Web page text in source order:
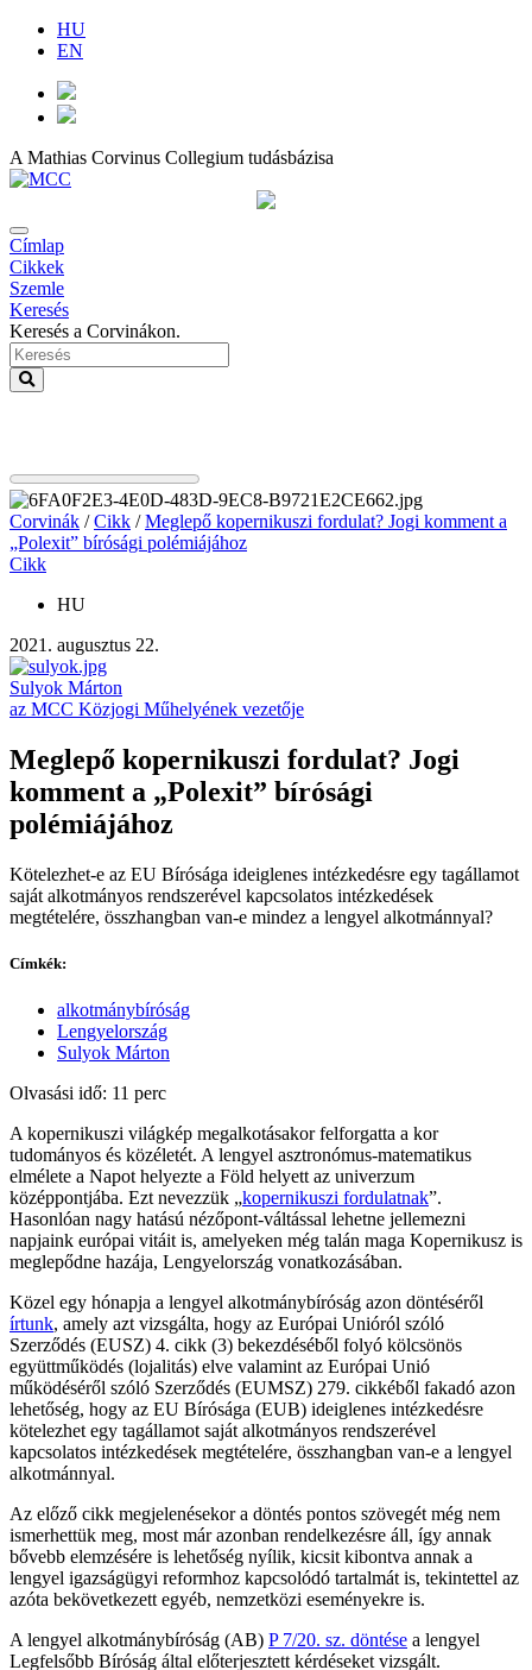
HU
EN
A Mathias Corvinus Collegium tudásbázisa
Címlap
Cikkek
Szemle
Keresés
Keresés a Corvinákon.
Corvinák /Cikk /Meglepő kopernikuszi fordulat? Jogi komment a
„Polexit” bírósági polémiájához
Cikk
HU
2021. augusztus 22.
Sulyok Márton
az MCC Közjogi Műhelyének vezetője
Meglepő kopernikuszi fordulat? Jogi
komment a „Polexit” bírósági
polémiájához
Kötelezhet-e az EU Bírósága ideiglenes intézkedésre egy tagállamot
saját alkotmányos rendszerével kapcsolatos intézkedések
megtételére, összhangban van-e mindez a lengyel alkotmánnyal?
Címkék:
alkotmánybíróság
Lengyelország
Sulyok Márton
Olvasási idő: 11 perc
A kopernikuszi világkép megalkotásakor felforgatta a kor
tudományos és közéletét. A lengyel asztronómus-matematikus
elmélete a Napot helyezte a Föld helyett az univerzum
középpontjába. Ezt nevezzük „kopernikuszi fordulatnak”.
Hasonlóan nagy hatású nézőpont-váltással lehetne jellemezni
napjaink európai vitáit is, amelyeken még talán maga Kopernikusz is
meglepődne hazája, Lengyelország vonatkozásában.
Közel egy hónapja a lengyel alkotmánybíróság azon döntéséről
írtunk, amely azt vizsgálta, hogy az Európai Unióról szóló
Szerződés (EUSZ) 4. cikk (3) bekezdéséből folyó kölcsönös
együttműködés (lojalitás) elve valamint az Európai Unió
működéséről szóló Szerződés (EUMSZ) 279. cikkéből fakadó azon
lehetőség, hogy az EU Bírósága (EUB) ideiglenes intézkedésre
kötelezhet egy tagállamot saját alkotmányos rendszerével
kapcsolatos intézkedések megtételére, összhangban van-e a lengyel
alkotmánnyal.
Az előző cikk megjelenésekor a döntés pontos szövegét még nem
ismerhettük meg, most már azonban rendelkezésre áll, így annak
bővebb elemzésére is lehetőség nyílik, kicsit kibontva annak a
lengyel igazságügyi reformhoz kapcsolódó tartalmát is, tekintettel az
azóta bekövetkezett egyéb, nemzetközi eseményekre is.
A lengyel alkotmánybíróság (AB) P 7/20. sz. döntése a lengyel
Legfelsőbb Bíróság által előterjesztett kérdéseket vizsgált.